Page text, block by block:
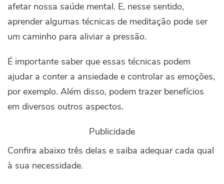
afetar nossa saúde mental. E, nesse sentido,
aprender algumas técnicas de meditação pode ser
um caminho para aliviar a pressão.
É importante saber que essas técnicas podem
ajudar a conter a ansiedade e controlar as emoções,
por exemplo. Além disso, podem trazer benefícios
em diversos outros aspectos.
Publicidade
Confira abaixo três delas e saiba adequar cada qual
à sua necessidade.